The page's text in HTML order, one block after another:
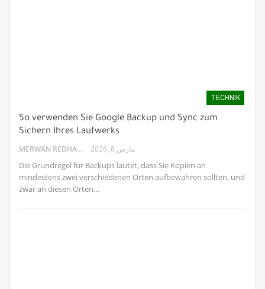
TECHNIK
So verwenden Sie Google Backup und Sync zum
Sichern Ihres Laufwerks
MERWAN REDHA
مارس 8, 2026
Die Grundregel für Backups lautet, dass Sie Kopien an
mindestens zwei verschiedenen Orten aufbewahren sollten, und
zwar an diesen Orten…